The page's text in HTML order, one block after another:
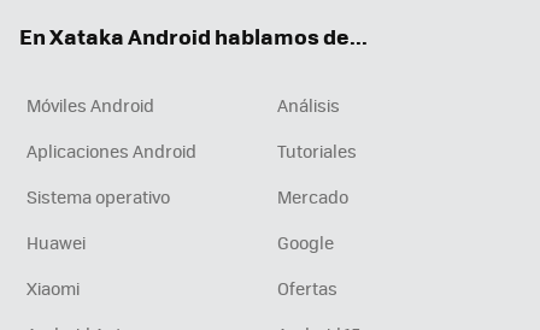
En Xataka Android hablamos de...
Móviles Android
Análisis
Aplicaciones Android
Tutoriales
Sistema operativo
Mercado
Huawei
Google
Xiaomi
Ofertas